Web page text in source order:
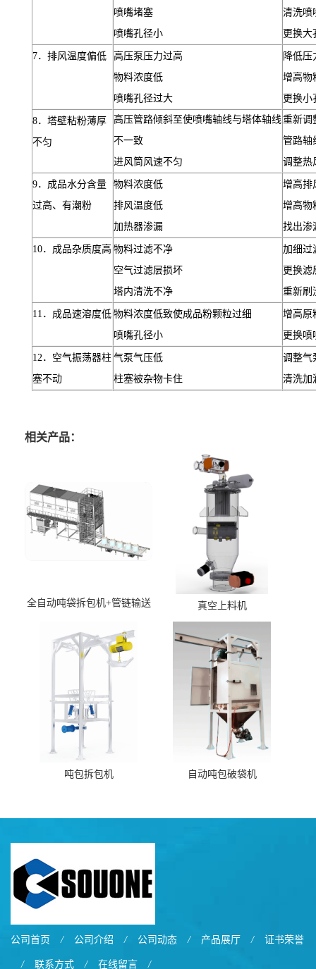
喷嘴堵塞
喷嘴孔径小
清洗喷
更换大
7．排风温度偏低
高压泵压力过高
物料浓度低
喷嘴孔径过大
降低压
增高物
更换小
8．塔壁粘粉薄厚
不匀
高压管路倾斜至使喷嘴轴线与塔体轴线
不一致
进风筒风速不匀
重新调
管路轴
调整热
9．成品水分含量
过高、有潮粉
物料浓度低
排风温度低
加热器渗漏
增高排
增高物
找出渗
10．成品杂质度高 物料过滤不净
空气过滤层损坏
塔内清洗不净
加细过
更换滤
重新刷
11 ．成品速溶度低 物料浓度低致使成品粉颗粒过细
喷嘴孔径小
增高原
更换喷
12 ．空气振荡器柱
塞不动
气泵气压低
柱塞被杂物卡住
调整气
清洗加
相关产品：
全自动吨袋拆包机+管链输送
真空上料机
吨包拆包机 自动吨包破袋机
公司首页 / 公司介绍 / 公司动态 / 产品展厅 / 证书荣誉
/ 联系方式 / 在线留言 /